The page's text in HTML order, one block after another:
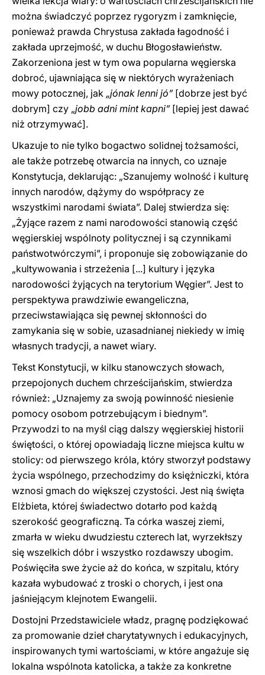
można świadczyć poprzez rygoryzm i zamknięcie,
ponieważ prawda Chrystusa zakłada łagodność i
zakłada uprzejmość, w duchu Błogosławieństw.
Zakorzeniona jest w tym owa popularna węgierska
dobroć, ujawniająca się w niektórych wyrażeniach
mowy potocznej, jak „jónak lenni jó”[dobrze jest być
dobrym] czy „jobb adni mint kapni”[lepiej jest dawać
niż otrzymywać].
Ukazuje to nie tylko bogactwo solidnej tożsamości,
ale także potrzebę otwarcia na innych, co uznaje
Konstytucja, deklarując: „Szanujemy wolność i kulturę
innych narodów, dążymy do współpracy ze
wszystkimi narodami świata”. Dalej stwierdza się:
„Żyjące razem z nami narodowości stanowią część
węgierskiej wspólnoty politycznej i są czynnikami
państwotwórczymi”, i proponuje się zobowiązanie do
„kultywowania i strzeżenia [...] kultury i języka
narodowości żyjących na terytorium Węgier”. Jest to
perspektywa prawdziwie ewangeliczna,
przeciwstawiająca się pewnej skłonności do
zamykania się w sobie, uzasadnianej niekiedy w imię
własnych tradycji, a nawet wiary.
Tekst Konstytucji, w kilku stanowczych słowach,
przepojonych duchem chrześcijańskim, stwierdza
również: „Uznajemy za swoją powinność niesienie
pomocy osobom potrzebującym i biednym”.
Przywodzi to na myśl ciąg dalszy węgierskiej historii
świętości, o której opowiadają liczne miejsca kultu w
stolicy: od pierwszego króla, który stworzył podstawy
życia wspólnego, przechodzimy do księżniczki, która
wznosi gmach do większej czystości. Jest nią święta
Elżbieta, której świadectwo dotarło pod każdą
szerokość geograficzną. Ta córka waszej ziemi,
zmarła w wieku dwudziestu czterech lat, wyrzekłszy
się wszelkich dóbr i wszystko rozdawszy ubogim.
Poświęciła swe życie aż do końca, w szpitalu, który
kazała wybudować z troski o chorych, i jest ona
jaśniejącym klejnotem Ewangelii.
Dostojni Przedstawiciele władz, pragnę podziękować
za promowanie dzieł charytatywnych i edukacyjnych,
inspirowanych tymi wartościami, w które angażuje się
lokalna wspólnota katolicka, a także za konkretne